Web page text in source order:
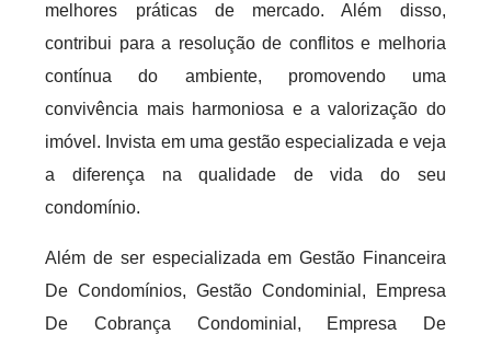
melhores práticas de mercado. Além disso,
contribui para a resolução de conflitos e melhoria
contínua do ambiente, promovendo uma
convivência mais harmoniosa e a valorização do
imóvel. Invista em uma gestão especializada e veja
a diferença na qualidade de vida do seu
condomínio.
Além de ser especializada em Gestão Financeira
De Condomínios, Gestão Condominial, Empresa
De Cobrança Condominial, Empresa De